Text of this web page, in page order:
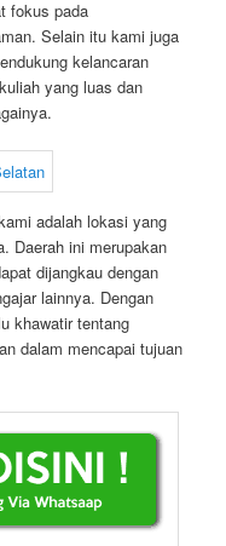
fokus pada
Selain itu kami juga
kelancaran
yang luas dan
adalah lokasi yang
Daerah ini merupakan
dijangkau dengan
lainnya. Dengan
khawatir tentang
dalam mencapai tujuan